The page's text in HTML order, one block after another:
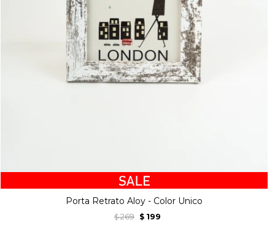
Porta Retrato Aloy - Color Unico
$ 269 $ 199